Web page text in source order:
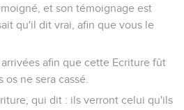
et son témoignage est
qu'il dit vrai, afin que vous le
afin que cette Ecriture fût
ne sera cassé.
qui dit : ils verront celui qu'ils